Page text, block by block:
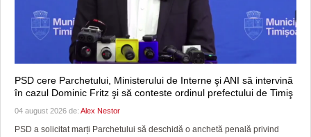
PSD cere Parchetului, Ministerului de Interne şi ANI să intervină
în cazul Dominic Fritz şi să conteste ordinul prefectului de Timiş
04 august 2026 de: Alex Nestor
PSD a solicitat marți Parchetului să deschidă o anchetă penală privind